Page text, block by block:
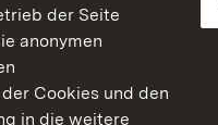
der Seite
anonymen
Cookies und den
in die weitere